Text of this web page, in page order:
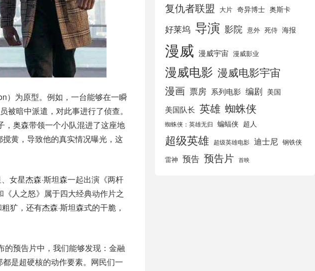
）为原型。例如，一台能够在一瞬
被暗中派遣，对此事进行了侦查。
，奥森带领一个小队混进了这座地
黄，导致他的真实情况曝光，这
女星杰森·斯坦森一起出演《两杆
人之怒》属于四大经典动作片之
犷，还有杰森·斯坦森式的干脆，
的预告片中，我们能够发现：金融
是超硬核的动作要素。网民们一
复仇者联盟 大片 奇异博士 奥斯卡
好莱坞 导演 影院 意外 死侍 海报
漫威 漫威宇宙 漫威影业
漫威电影 漫威电影宇宙
漫画 票房 系列电影 编剧 美国
美国队长 英雄 蜘蛛侠
蜘蛛侠：英雄无归 蝙蝠侠 超人
超级英雄 超级英雄电影 迪士尼 钢铁侠
雷神 预告 预告片 首映